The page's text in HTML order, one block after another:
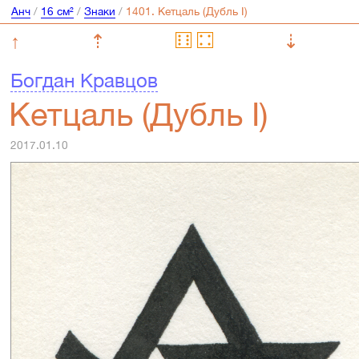
Анч/ 16 см²/ Знаки /
↑ ⇡
⇣
Богдан Кравцов
Кетцаль (Дубль I)
2017.01.10